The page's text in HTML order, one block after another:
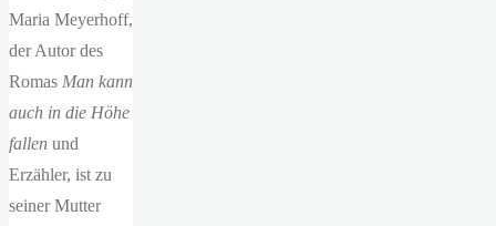
Maria Meyerhoff,
der Autor des
Romas Man kann
auch in die Höhe
fallen und
Erzähler, ist zu
seiner Mutter